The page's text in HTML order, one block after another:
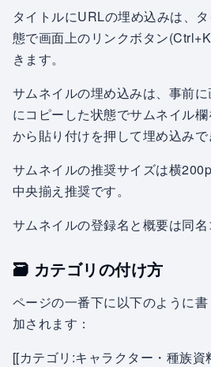
タイトルにURLの埋め込みは、
態で画面上のリンクボタン
きます。
サムネイルの埋め込みは、事前
にコピーした状態でサムネイル
から貼り付けを押して埋め込みで
サムネイルの推奨サイズは横
中央揃え推奨です。
サムネイルの登録名と概要は同名
🗃️ カテゴリの付け方
ページの一番下に以下のように
加されます：
[[カテゴリ:キャラクター・種族資